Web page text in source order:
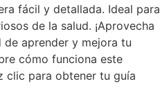
fácil y detallada. Ideal para
de la salud. ¡Aprovecha
aprender y mejora tu
cómo funciona este
clic para obtener tu guía